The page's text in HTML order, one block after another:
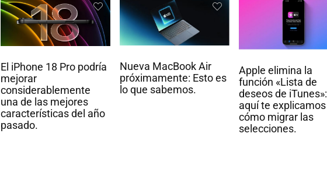
El iPhone 18 Pro podría
mejorar
considerablemente
una de las mejores
características del año
pasado.
Nueva MacBook Air
próximamente: Esto es
lo que sabemos.
Apple elimina la
función «Lista de
deseos de iTunes»:
aquí te explicamos
cómo migrar las
selecciones.